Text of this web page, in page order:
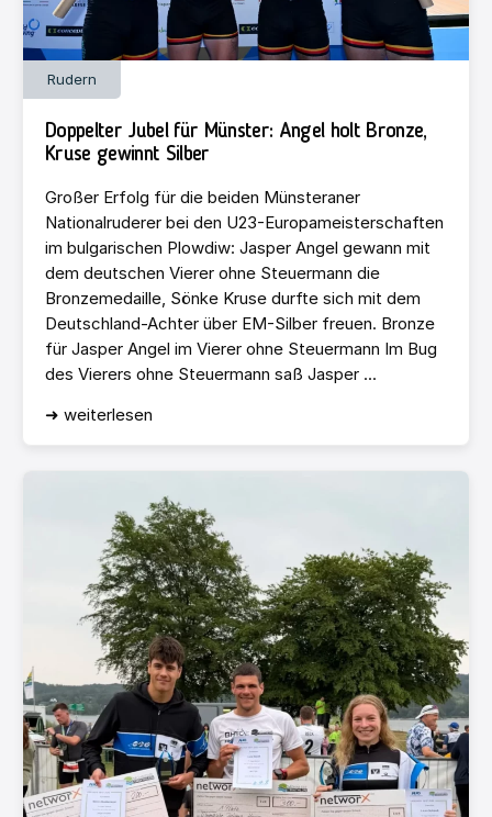
Rudern
Doppelter Jubel für Münster: Angel holt Bronze,
Kruse gewinnt Silber
Großer Erfolg für die beiden Münsteraner
Nationalruderer bei den U23-Europameisterschaften
im bulgarischen Plowdiw: Jasper Angel gewann mit
dem deutschen Vierer ohne Steuermann die
Bronzemedaille, Sönke Kruse durfte sich mit dem
Deutschland-Achter über EM-Silber freuen. Bronze
für Jasper Angel im Vierer ohne Steuermann Im Bug
des Vierers ohne Steuermann saß Jasper ...
➜ weiterlesen